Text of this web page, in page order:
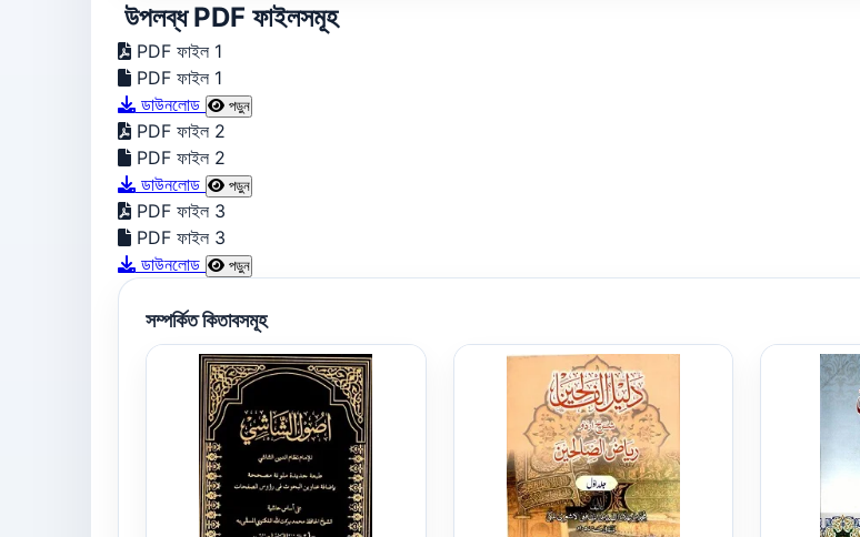
উপলব্ধ PDF ফাইলসমূহ
PDF ফাইল 1
PDF ফাইল 1
ডাউনলোড
পড়ুন
PDF ফাইল 2
PDF ফাইল 2
ডাউনলোড
পড়ুন
PDF ফাইল 3
PDF ফাইল 3
ডাউনলোড
পড়ুন
সম্পর্কিত কিতাবসমূহ